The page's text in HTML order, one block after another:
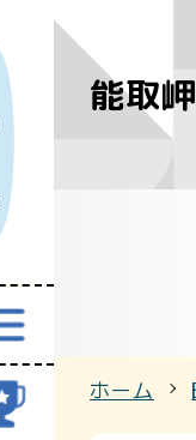
すべての
能取
ホーム